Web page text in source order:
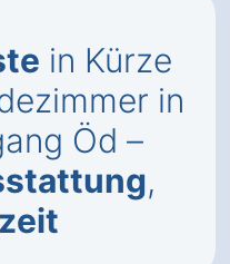
in Kürze
in
Öd –
,